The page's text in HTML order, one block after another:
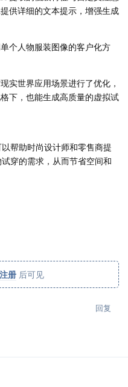
供详细的文本提示，增强生成
个人物服装图像的客户化方
实世界应用场景进行了优化，
下，也能生成高质量的虚拟试
帮助时尚设计师和零售商提
穿的需求，从而节省空间和
注册 后可见
回复